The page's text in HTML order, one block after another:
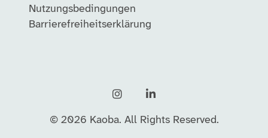
Nutzungsbedingungen
Barrierefreiheitserklärung
© 2026 Kaoba. All Rights Reserved.
InstagramLinkedIn